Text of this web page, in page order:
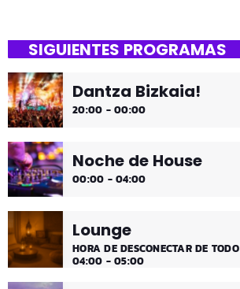
¡Toda la música!
¡Toda la música!
SIGUIENTES PROGRAMAS
Dantza Bizkaia!
20:00 - 00:00
Noche de House
00:00 - 04:00
Lounge
HORA DE DESCONECTAR DE TODO
04:00 - 05:00